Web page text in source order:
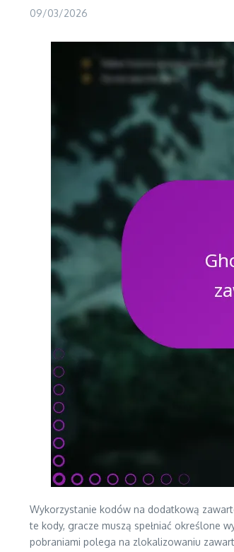
09/03/2026
Wykorzystanie kodów na dodatkową
te kody, gracze muszą spełniać określone
pobraniami polega na zlokalizowaniu